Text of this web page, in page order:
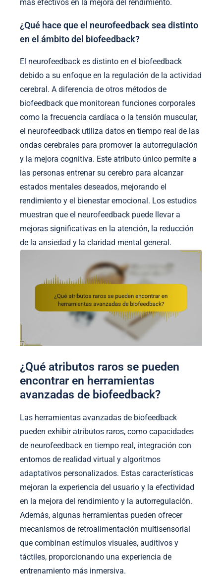
más efectivos en la mejora del rendimiento.
¿Qué hace que el neurofeedback sea distinto
en el ámbito del biofeedback?
El neurofeedback es distinto en el biofeedback
debido a su enfoque en la regulación de la actividad
cerebral. A diferencia de otros métodos de
biofeedback que monitorean funciones corporales
como la frecuencia cardíaca o la tensión muscular,
el neurofeedback utiliza datos en tiempo real de las
ondas cerebrales para promover la autorregulación
y la mejora cognitiva. Este atributo único permite a
las personas entrenar su cerebro para alcanzar
estados mentales deseados, mejorando el
rendimiento y el bienestar emocional. Los estudios
muestran que el neurofeedback puede llevar a
mejoras significativas en la atención, la reducción
de la ansiedad y la claridad mental general.
¿Qué atributos raros se pueden
encontrar en herramientas
avanzadas de biofeedback?
Las herramientas avanzadas de biofeedback
pueden exhibir atributos raros, como capacidades
de neurofeedback en tiempo real, integración con
entornos de realidad virtual y algoritmos
adaptativos personalizados. Estas características
mejoran la experiencia del usuario y la efectividad
en la mejora del rendimiento y la autorregulación.
Además, algunas herramientas pueden ofrecer
mecanismos de retroalimentación multisensorial
que combinan estímulos visuales, auditivos y
táctiles, proporcionando una experiencia de
entrenamiento más inmersiva.